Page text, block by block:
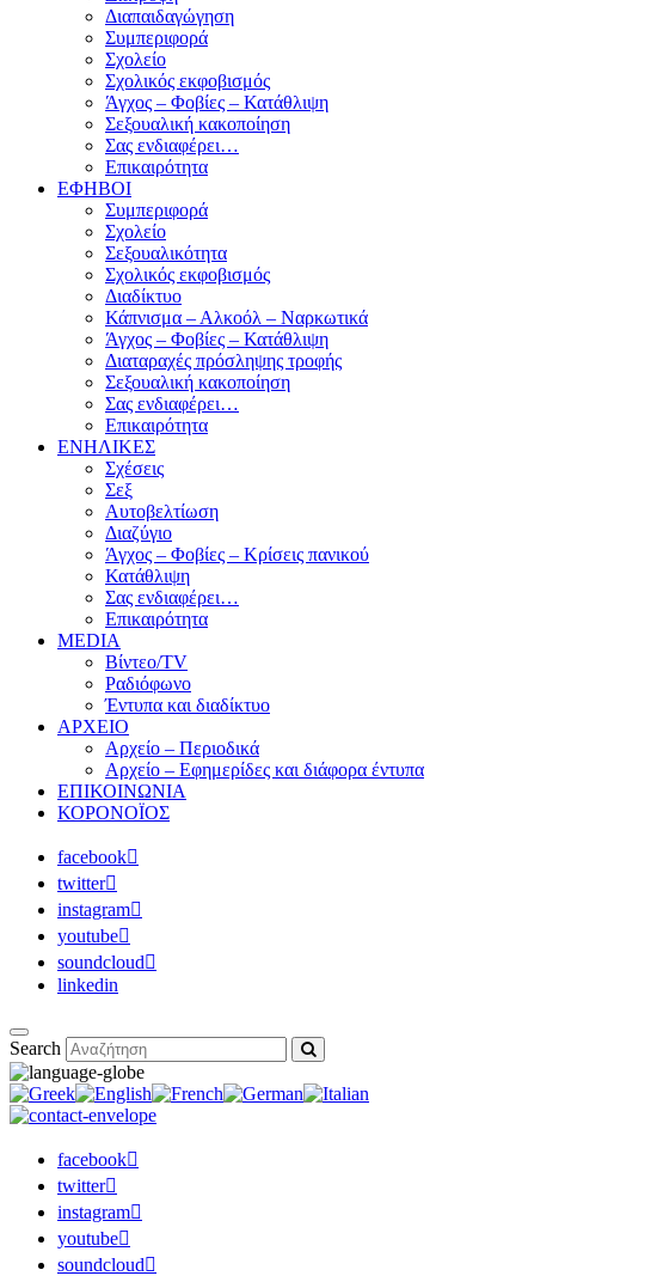
Διαπαιδαγώγηση
Συμπεριφορά
Σχολείο
Σχολικός εκφοβισμός
Άγχος – Φοβίες – Κατάθλιψη
Σεξουαλική κακοποίηση
Σας ενδιαφέρει…
Επικαιρότητα
ΕΦΗΒΟΙ
Συμπεριφορά
Σχολείο
Σεξουαλικότητα
Σχολικός εκφοβισμός
Διαδίκτυο
Κάπνισμα – Αλκοόλ – Ναρκωτικά
Άγχος – Φοβίες – Κατάθλιψη
Διαταραχές πρόσληψης τροφής
Σεξουαλική κακοποίηση
Σας ενδιαφέρει…
Επικαιρότητα
ΕΝΗΛΙΚΕΣ
Σχέσεις
Σεξ
Αυτοβελτίωση
Διαζύγιο
Άγχος – Φοβίες – Κρίσεις πανικού
Κατάθλιψη
Σας ενδιαφέρει…
Επικαιρότητα
MEDIA
Βίντεο/TV
Ραδιόφωνο
Έντυπα και διαδίκτυο
ΑΡΧΕΙΟ
Αρχείο – Περιοδικά
Αρχείο – Εφημερίδες και διάφορα έντυπα
ΕΠΙΚΟΙΝΩΝΙΑ
ΚΟΡΟΝΟΪΟΣ
facebook
twitter
instagram
youtube
soundcloud
linkedin
Search
facebook
twitter
instagram
youtube
soundcloud